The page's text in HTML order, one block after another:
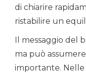
di chiarire
ristabilire un
Il messaggio del
ma può
importante. Nelle